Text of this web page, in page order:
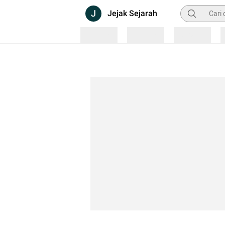
J Jejak Sejarah Pencarian